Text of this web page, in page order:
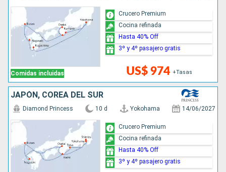
Comidas incluidas US$ 974 +Tasas
Crucero Premium
Cocina refinada
Hasta 40% Off
3º y 4º pasajero gratis
JAPÓN, COREA DEL SUR
Diamond Princess 10 d Yokohama 14/06/2027
Crucero Premium
Cocina refinada
Hasta 40% Off
3º y 4º pasajero gratis